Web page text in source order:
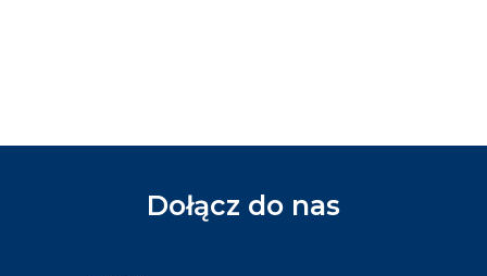
Dołącz do nas